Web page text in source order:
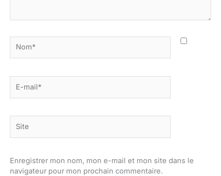
mail*
Enregistrer mon nom, mon e-mail et mon site dans le
navigateur pour mon prochain commentaire.